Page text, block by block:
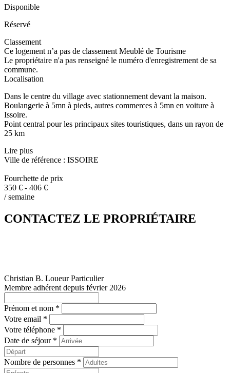
Disponible
Réservé
Classement
Ce logement n’a pas de classement Meublé de Tourisme
Le propriétaire n'a pas renseigné le numéro d'enregistrement de sa
commune.
Localisation
Dans le centre du village avec stationnement devant la maison.
Boulangerie à 5mn à pieds, autres commerces à 5mn en voiture à
Issoire.
Point central pour les principaux sites touristiques, dans un rayon de
25 km
Lire plus
Ville de référence : ISSOIRE
Fourchette de prix
350 € - 406 €
/ semaine
CONTACTEZ LE PROPRIÉTAIRE
Christian B. Loueur Particulier
Membre adhérent depuis février 2026
Prénom et nom *
Votre email *
Votre téléphone *
Date de séjour *
Nombre de personnes *